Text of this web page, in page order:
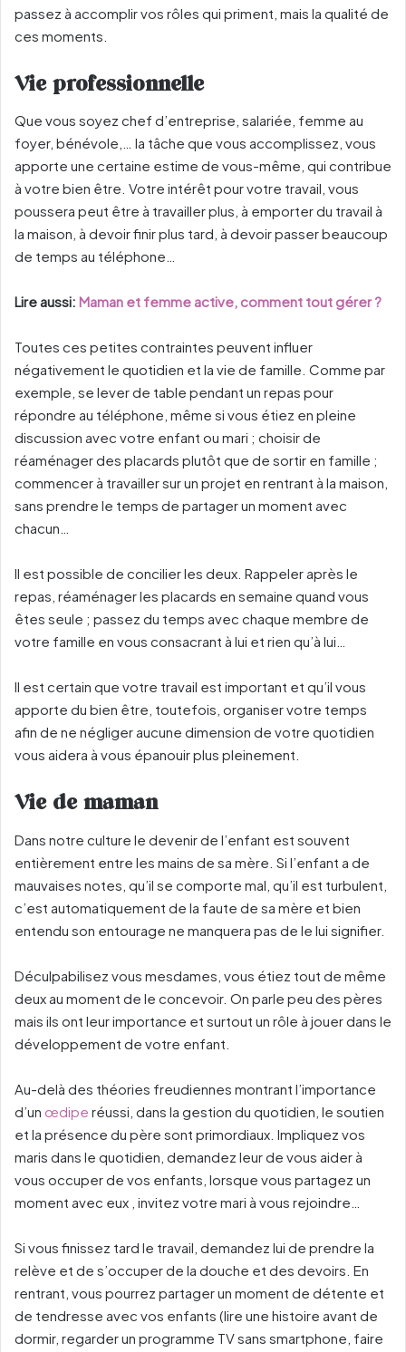
passez à accomplir vos rôles qui priment, mais la qualité de
ces moments.
Vie professionnelle
Que vous soyez chef d’entreprise, salariée, femme au
foyer, bénévole,… la tâche que vous accomplissez, vous
apporte une certaine estime de vous-même, qui contribue
à votre bien être. Votre intérêt pour votre travail, vous
poussera peut être à travailler plus, à emporter du travail à
la maison, à devoir finir plus tard, à devoir passer beaucoup
de temps au téléphone…
Lire aussi: Maman et femme active, comment tout gérer ?
Toutes ces petites contraintes peuvent influer
négativement le quotidien et la vie de famille. Comme par
exemple, se lever de table pendant un repas pour
répondre au téléphone, même si vous étiez en pleine
discussion avec votre enfant ou mari ; choisir de
réaménager des placards plutôt que de sortir en famille ;
commencer à travailler sur un projet en rentrant à la maison,
sans prendre le temps de partager un moment avec
chacun…
Il est possible de concilier les deux. Rappeler après le
repas, réaménager les placards en semaine quand vous
êtes seule ; passez du temps avec chaque membre de
votre famille en vous consacrant à lui et rien qu’à lui…
Il est certain que votre travail est important et qu’il vous
apporte du bien être, toutefois, organiser votre temps
afin de ne négliger aucune dimension de votre quotidien
vous aidera à vous épanouir plus pleinement.
Vie de maman
Dans notre culture le devenir de l’enfant est souvent
entièrement entre les mains de sa mère. Si l’enfant a de
mauvaises notes, qu’il se comporte mal, qu’il est turbulent,
c’est automatiquement de la faute de sa mère et bien
entendu son entourage ne manquera pas de le lui signifier.
Déculpabilisez vous mesdames, vous étiez tout de même
deux au moment de le concevoir. On parle peu des pères
mais ils ont leur importance et surtout un rôle à jouer dans le
développement de votre enfant.
Au-delà des théories freudiennes montrant l’importance
d’un œdipe réussi, dans la gestion du quotidien, le soutien
et la présence du père sont primordiaux. Impliquez vos
maris dans le quotidien, demandez leur de vous aider à
vous occuper de vos enfants, lorsque vous partagez un
moment avec eux , invitez votre mari à vous rejoindre…
Si vous finissez tard le travail, demandez lui de prendre la
relève et de s’occuper de la douche et des devoirs. En
rentrant, vous pourrez partager un moment de détente et
de tendresse avec vos enfants (lire une histoire avant de
dormir, regarder un programme TV sans smartphone, faire